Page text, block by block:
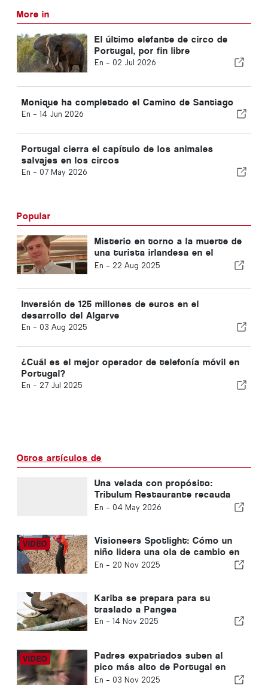
More in
El último elefante de circo de
Portugal, por fin libre
En - 02 Jul 2026
Monique ha completado el Camino de Santiago
En - 14 Jun 2026
Portugal cierra el capítulo de los animales
salvajes en los circos
En - 07 May 2026
Popular
Misterio en torno a la muerte de
una turista irlandesa en el
Algarve
En - 22 Aug 2025
Inversión de 125 millones de euros en el
desarrollo del Algarve
En - 03 Aug 2025
¿Cuál es el mejor operador de telefonía móvil en
Portugal?
En - 27 Jul 2025
Otros artículos de
Una velada con propósito:
Tribulum Restaurante recauda
10.000 euros para la
En - 04 May 2026
Visioneers Spotlight: Cómo un
niño lidera una ola de cambio en
los océanos
En - 20 Nov 2025
Kariba se prepara para su
traslado a Pangea
En - 14 Nov 2025
Padres expatriados suben al
pico más alto de Portugal en
beneficio del orfanato de Faro
En - 03 Nov 2025